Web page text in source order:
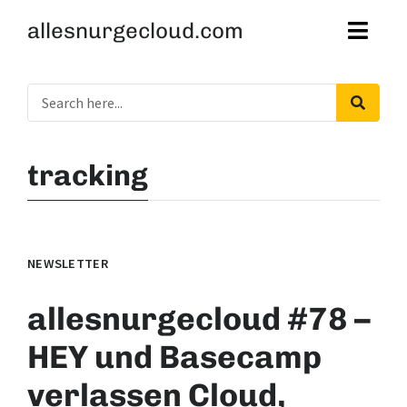
allesnurgecloud.com
tracking
NEWSLETTER
allesnurgecloud #78 –
HEY und Basecamp
verlassen Cloud,